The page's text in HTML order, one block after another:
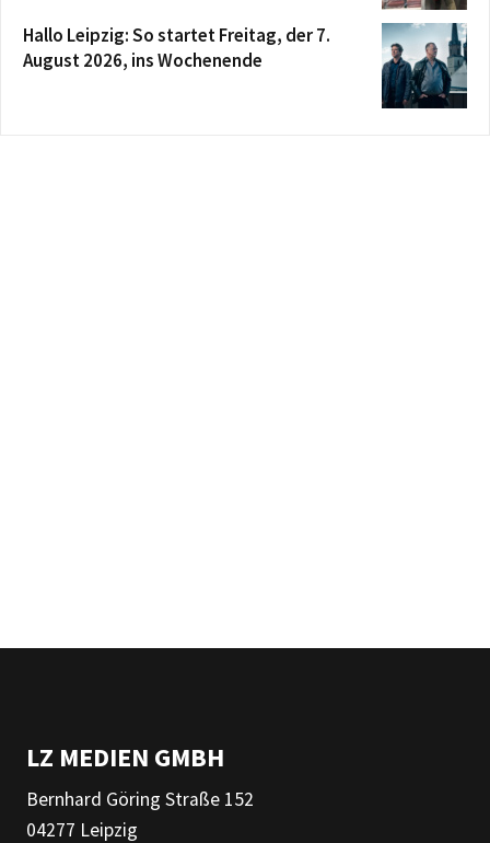
Hallo Leipzig: So startet Freitag, der 7.
August 2026, ins Wochenende
LZ MEDIEN GMBH
Bernhard Göring Straße 152
04277 Leipzig